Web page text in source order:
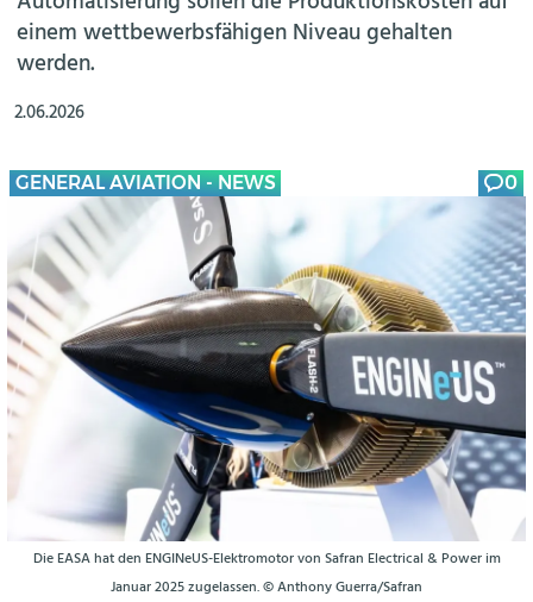
einem wettbewerbsfähigen Niveau gehalten
werden.
2.06.2026
GENERAL AVIATION - NEWS 0
Die EASA hat den ENGINeUS-Elektromotor von Safran Electrical & Power im
Januar 2025 zugelassen. © Anthony Guerra/Safran